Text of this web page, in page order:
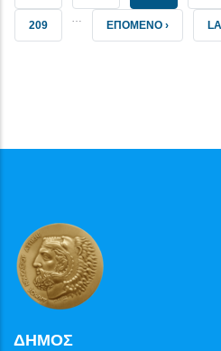
ΣΕΛΊΔΑ
209
… NEXT PAGE
ΕΠΌΜΕΝΟ ›
ΔΗΜΟΣ